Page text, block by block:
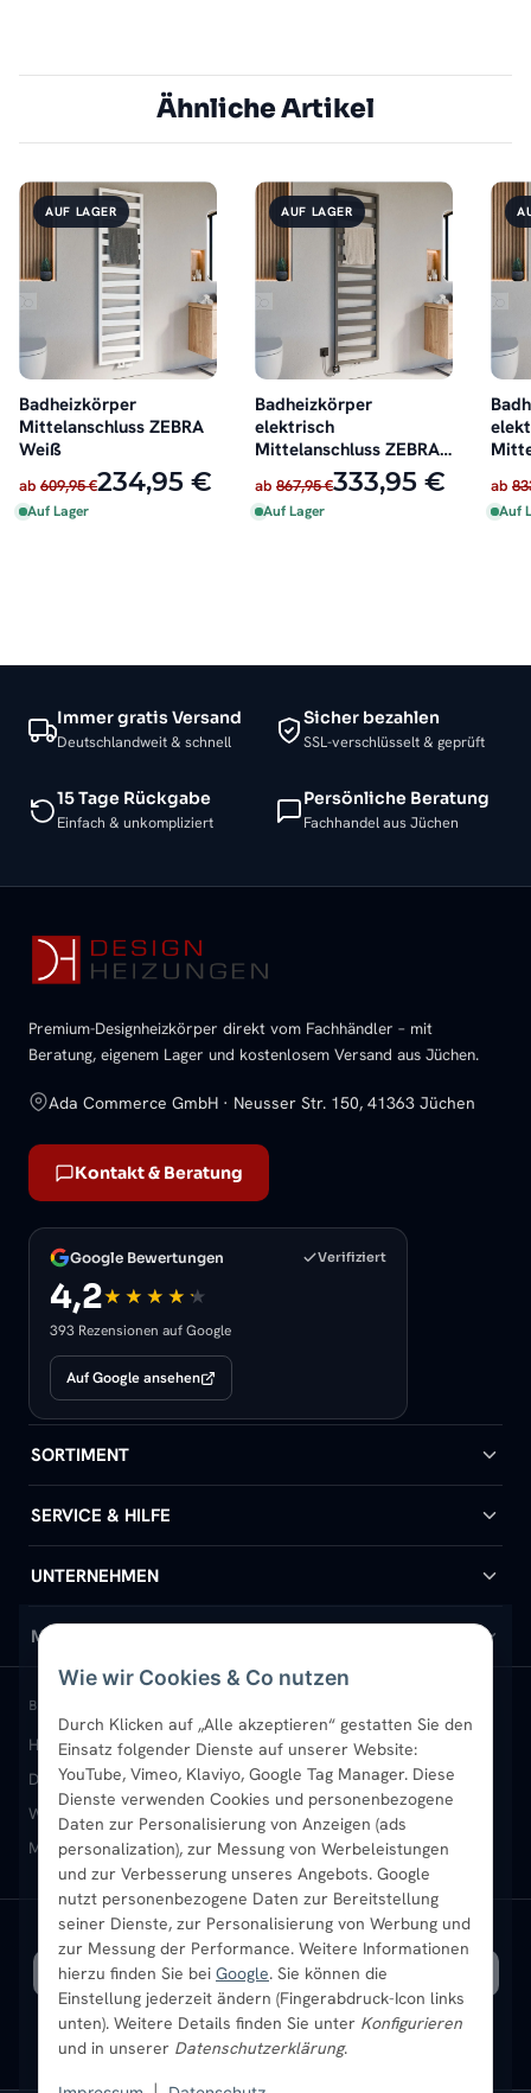
Wie wir Cookies & Co nutzen
Durch Klicken auf „Alle akzeptieren“ gestatten Sie den
Einsatz folgender Dienste auf unserer Website:
YouTube, Vimeo, Klaviyo, Google Tag Manager. Diese
Dienste verwenden Cookies und personenbezogene
Daten zur Personalisierung von Anzeigen (ads
personalization), zur Messung von Werbeleistungen
und zur Verbesserung unseres Angebots. Google
nutzt personenbezogene Daten zur Bereitstellung
seiner Dienste, zur Personalisierung von Werbung und
zur Messung der Performance. Weitere Informationen
hierzu finden Sie bei Google. Sie können die
Einstellung jederzeit ändern (Fingerabdruck-Icon links
unten). Weitere Details finden Sie unter Konfigurieren
und in unserer Datenschutzerklärung.
Ähnliche Artikel
AUF LAGER
Badheizkörper
Mittelanschluss ZEBRA
Weiß
ab 609,95 €234,95 €
Auf Lager
AUF LAGER
Badheizkörper
elektrisch
Mittelanschluss ZEBRA
Anthrazit inkl. Heizstab
ab 867,95 €333,95 €
Auf Lager
ab
Auf
Immer gratis Versand
Deutschlandweit & schnell
Sicher bezahlen
SSL-verschlüsselt & geprüft
15 Tage Rückgabe
Einfach & unkompliziert
Persönliche Beratung
Fachhandel aus Jüchen
Premium-Designheizkörper direkt vom Fachhändler – mit
Beratung, eigenem Lager und kostenlosem Versand aus Jüchen.
Ada Commerce GmbH · Neusser Str. 150, 41363 Jüchen
Kontakt & Beratung
Google Bewertungen Verifiziert
4,2
393 Rezensionen auf Google
Auf Google ansehen
SORTIMENT
Badheizkörper
Handtuchheizkörper
Design-Heizkörper
Paneelheizkörper
Vertikal-Heizkörper
Heizkörper-Zubehör
SERVICE & HILFE
Hilfe & Kontakt
Versand & Lieferung
Rückgabe & Widerruf
Garantie & Gewährleistung
Montageservice vor Ort
Sendung verfolgen
UNTERNEHMEN
Wir über uns
Standort & Abholung Jüchen
B2B-Kunden
Karriere
Ratgeber
Bestpreisgarantie
MEIN KONTO
Anmelden / Mein Konto
Merkliste
Newsletter
Aktuelle Angebote
BELIEBTE KATEGORIEN
Heizkörper kaufenBadheizkörperHandtuchheizkörper
Design-HeizkörperPaneelheizkörperVertikal-Heizkörper
Wandheizkörper Wohnraum-Heizkörper Badheizkörper Schwarz
Mischbetrieb-HeizkörperHeizkörper-ZubehörAktuelle Angebote
SICHERE ZAHLUNG VERSAND MIT